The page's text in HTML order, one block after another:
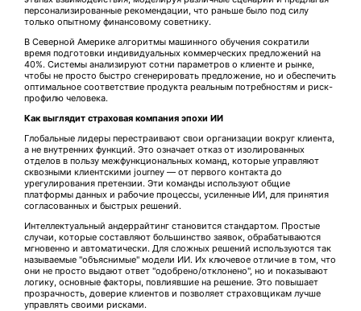
персонализированные рекомендации, что раньше было под силу
только опытному финансовому советнику.
В Северной Америке алгоритмы машинного обучения сократили
время подготовки индивидуальных коммерческих предложений на
40%. Системы анализируют сотни параметров о клиенте и рынке,
чтобы не просто быстро сгенерировать предложение, но и обеспечить
оптимальное соответствие продукта реальным потребностям и риск-
профилю человека.
Как выглядит страховая компания эпохи ИИ
Глобальные лидеры перестраивают свои организации вокруг клиента,
а не внутренних функций. Это означает отказ от изолированных
отделов в пользу межфункциональных команд, которые управляют
сквозными клиентскими journey — от первого контакта до
урегулирования претензии. Эти команды используют общие
платформы данных и рабочие процессы, усиленные ИИ, для принятия
согласованных и быстрых решений.
Интеллектуальный андеррайтинг становится стандартом. Простые
случаи, которые составляют большинство заявок, обрабатываются
мгновенно и автоматически. Для сложных решений используются так
называемые "объяснимые" модели ИИ. Их ключевое отличие в том, что
они не просто выдают ответ "одобрено/отклонено", но и показывают
логику, основные факторы, повлиявшие на решение. Это повышает
прозрачность, доверие клиентов и позволяет страховщикам лучше
управлять своими рисками.